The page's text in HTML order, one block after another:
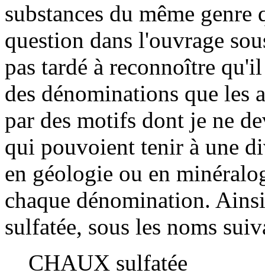
substances du même
question dans l'ouvrage
pas tardé à reconnoître
des dénominations que les
par des motifs dont je ne
qui pouvoient tenir à une
en géologie ou en
chaque dénomination.
sulfatée, sous les noms
CHAUX sulfatée